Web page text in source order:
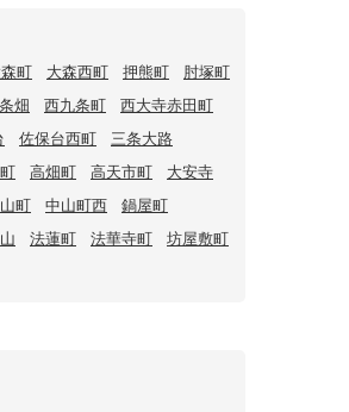
町 大森西町 押熊町
肘塚町
畑 西九条町
西大寺赤田町
佐保台西町
三条大路
高畑町 高天市町
大安寺
町 中山町西
鍋屋町
法蓮町 法華寺町
坊屋敷町